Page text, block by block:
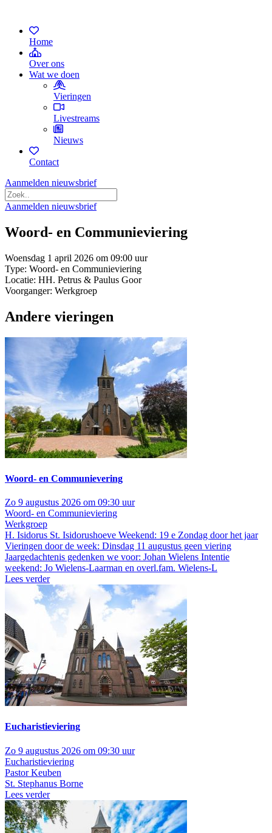
Home
Over ons
Wat we doen
Vieringen
Livestreams
Nieuws
Contact
Aanmelden nieuwsbrief
Aanmelden nieuwsbrief
Woord- en Communieviering
Woensdag 1 april 2026 om 09:00 uur
Type: Woord- en Communieviering
Locatie: HH. Petrus & Paulus Goor
Voorganger: Werkgroep
Andere vieringen
Woord- en Communievering
Zo 9 augustus 2026 om 09:30 uur
Woord- en Communieviering
Werkgroep
H. Isidorus St. Isidorushoeve Weekend: 19 e Zondag door het jaar
Vieringen door de week: Dinsdag 11 augustus geen viering
Jaargedachtenis gedenken we voor: Johan Wielens Intentie
weekend: Jo Wielens-Laarman en overl.fam. Wielens-L
Lees verder
Eucharistieviering
Zo 9 augustus 2026 om 09:30 uur
Eucharistieviering
Pastor Keuben
St. Stephanus Borne
Lees verder